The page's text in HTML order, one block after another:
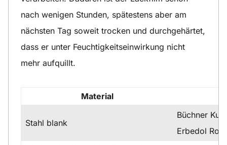
nach wenigen Stunden, spätestens aber am
nächsten Tag soweit trocken und durchgehärtet,
dass er unter Feuchtigkeitseinwirkung nicht
mehr aufquillt.
Material
Stahl blank
Büchner
Erbedol